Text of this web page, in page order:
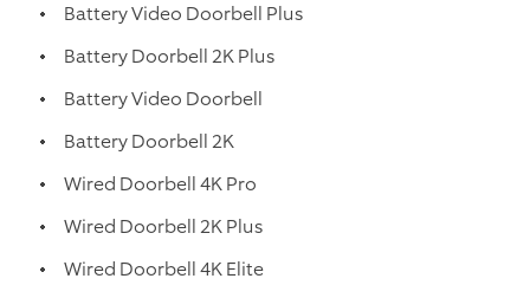
Battery Video Doorbell Plus
Battery Doorbell 2K Plus
Battery Video Doorbell
Battery Doorbell 2K
Wired Doorbell 4K Pro
Wired Doorbell 2K Plus
Wired Doorbell 4K Elite